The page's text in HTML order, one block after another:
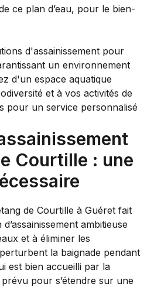
ce plan d’eau, pour le bien-
Courtille : une
de Courtille à Guéret fait
d’assainissement ambitieuse
et à éliminer les
la baignade pendant
est bien accueilli par la
pour s’étendre sur une